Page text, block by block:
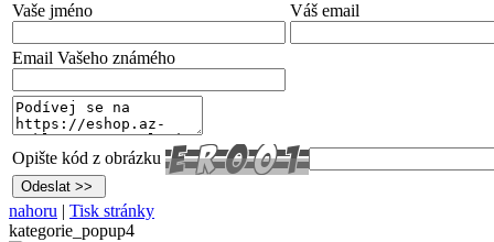
Vaše jméno Váš email
Email Vašeho známého
Opište kód z obrázku
nahoru | Tisk stránky
kategorie_popup4